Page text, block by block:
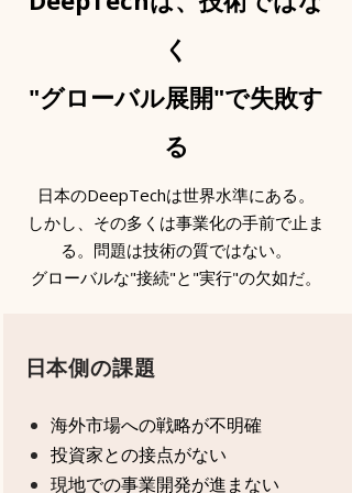
く
"グローバル展開"で失敗す
る
日本のDeepTechは世界水準にある。
しかし、その多くは事業化の手前で止ま
る。問題は技術の質ではない。
グローバルな"接続"と"実行"の欠如だ。
日本側の課題
海外市場への戦略が不明確
投資家との接点がない
現地での事業開発が進まない